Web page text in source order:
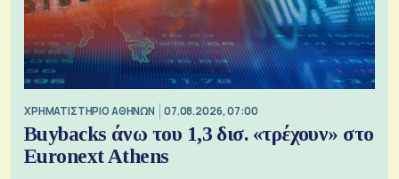
XΡΗΜΑΤΙΣΤΗΡΙΟ ΑΘΗΝΩΝ 07.08.2026, 07:00
Buybacks άνω του 1,3 δισ. «τρέχουν» στο
Euronext Athens